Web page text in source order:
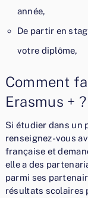
année,
De partir en
votre diplôme,
Comment
Erasmus + ?
Si étudier dans un
renseignez-vous
française et
elle a des
parmi ses
résultats scolaires